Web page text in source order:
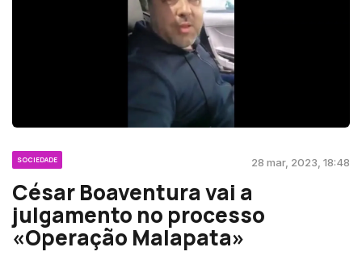
SOCIEDADE 28 mar, 2023, 18:48
César Boaventura vai a
julgamento no processo
«Operação Malapata»